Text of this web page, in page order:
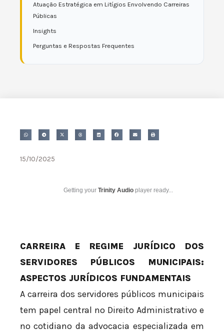
Atuação Estratégica em Litígios Envolvendo Carreiras
Públicas
Insights
Perguntas e Respostas Frequentes
15/10/2025
Getting your Trinity Audio player ready...
CARREIRA E REGIME JURÍDICO DOS
SERVIDORES PÚBLICOS MUNICIPAIS:
ASPECTOS JURÍDICOS FUNDAMENTAIS
A carreira dos servidores públicos municipais
tem papel central no Direito Administrativo e
no cotidiano da advocacia especializada em